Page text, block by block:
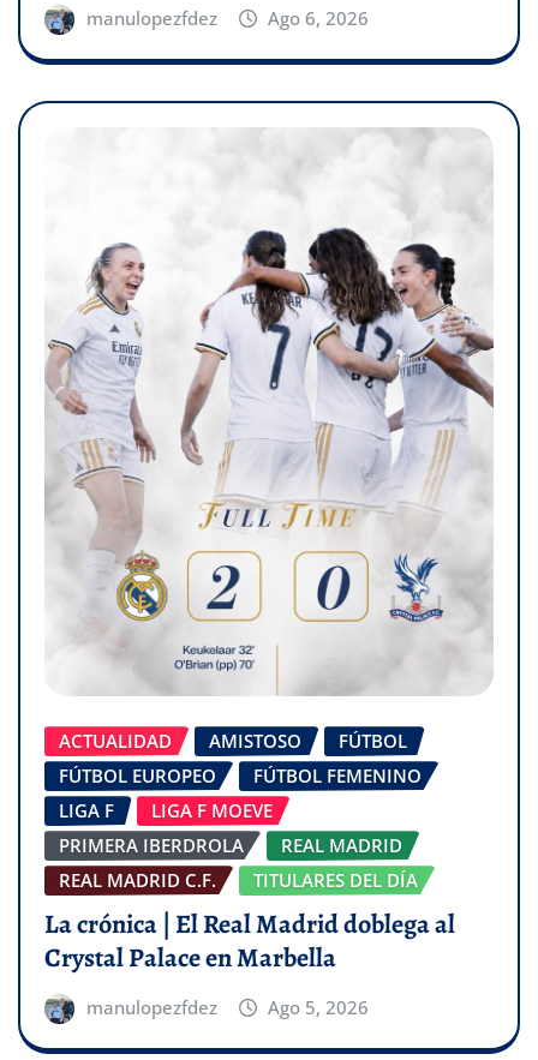
manulopezfdez Ago 6, 2026
ACTUALIDAD AMISTOSO
FÚTBOL
FÚTBOL EUROPEO
FÚTBOL FEMENINO
LIGA F
LIGA F MOEVE
PRIMERA IBERDROLA
REAL MADRID
REAL MADRID C.F.
TITULARES DEL DÍA
La crónica | El Real Madrid doblega al
Crystal Palace en Marbella
manulopezfdez Ago 5, 2026